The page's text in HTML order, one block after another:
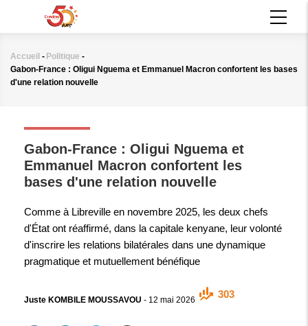
principal
Fil
d'Ariane
Accueil - Politique -
Gabon-France : Oligui Nguema et Emmanuel Macron confortent les bases
d'une relation nouvelle
Gabon-France : Oligui Nguema et
Emmanuel Macron confortent les
bases d'une relation nouvelle
Comme à Libreville en novembre 2025, les deux chefs
d'État ont réaffirmé, dans la capitale kenyane, leur volonté
d'inscrire les relations bilatérales dans une dynamique
pragmatique et mutuellement bénéfique
Juste KOMBILE MOUSSAVOU - 12 mai 2026
303